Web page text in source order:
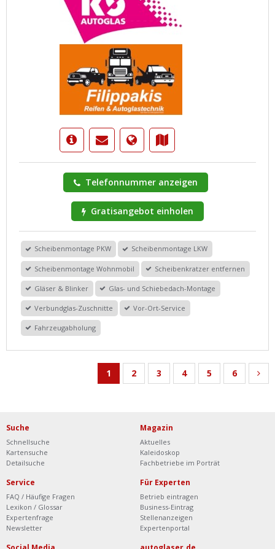
Telefonnummer anzeigen
Gratisangebot einholen
Scheibenmontage PKW Scheibenmontage LKW
Scheibenmontage Wohnmobil Scheibenkratzer entfernen
Gläser & Blinker Glas- und Schiebedach-Montage
Verbundglas-Zuschnitte Vor-Ort-Service
Fahrzeugabholung
1 2 3 4 5 6
Suche
Schnellsuche
Kartensuche
Detailsuche
Magazin
Aktuelles
Kaleidoskop
Fachbetriebe im Porträt
Service
FAQ / Häufige Fragen
Lexikon / Glossar
Expertenfrage
Newsletter
Für Experten
Betrieb eintragen
Business-Eintrag
Stellenanzeigen
Expertenportal